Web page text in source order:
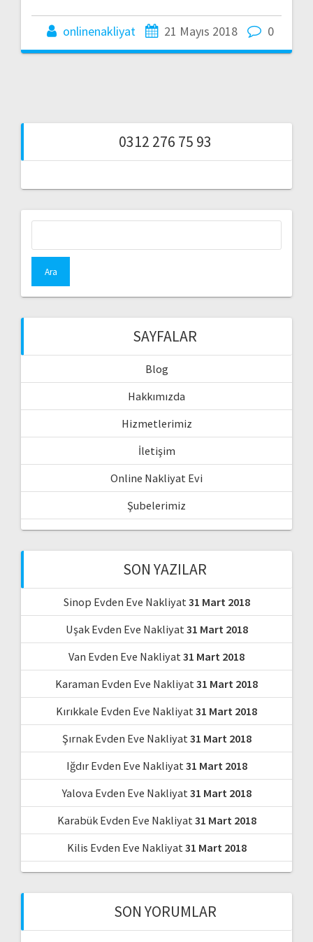
onlinenakliyat 21 Mayıs 2018 0
0312 276 75 93
SAYFALAR
Blog
Hakkımızda
Hizmetlerimiz
İletişim
Online Nakliyat Evi
Şubelerimiz
SON YAZILAR
Sinop Evden Eve Nakliyat31 Mart 2018
Uşak Evden Eve Nakliyat31 Mart 2018
Van Evden Eve Nakliyat31 Mart 2018
Karaman Evden Eve Nakliyat31 Mart 2018
Kırıkkale Evden Eve Nakliyat31 Mart 2018
Şırnak Evden Eve Nakliyat31 Mart 2018
Iğdır Evden Eve Nakliyat31 Mart 2018
Yalova Evden Eve Nakliyat31 Mart 2018
Karabük Evden Eve Nakliyat31 Mart 2018
Kilis Evden Eve Nakliyat31 Mart 2018
SON YORUMLAR